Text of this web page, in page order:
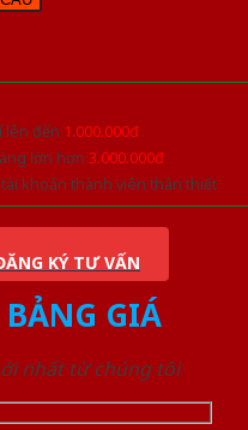
lên đến 1.000.000đ
lớn hơn 3.000.000đ
khoản thành viên thân thiết
KÝ TƯ VẤN
GIÁ
nhất từ chúng tôi